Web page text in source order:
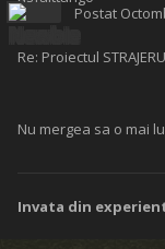
Postat
Re: Proiectul
Nu mergea sa o mai
Invata din